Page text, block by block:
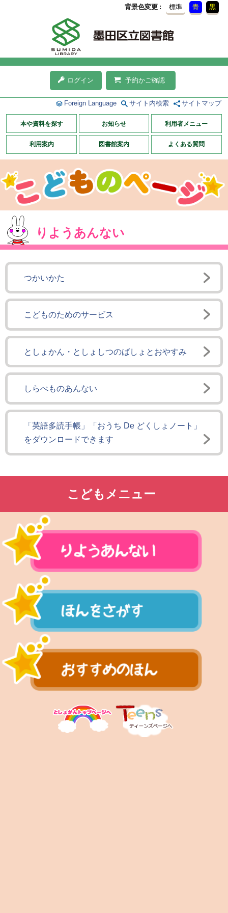
背景色変更 標準 青 黒
ログイン 予約かご確認
Foreign Language サイト内検索 サイトマップ
本や資料を探す お知らせ 利用者メニュー
利用案内 図書館案内 よくある質問
りようあんない
つかいかた
こどものためのサービス
としょかん・としょしつのばしょとおやすみ
しらべものあんない
「英語多読手帳」「おうち De どくしょノート」
をダウンロードできます